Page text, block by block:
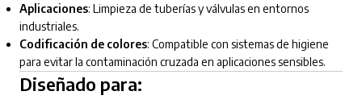
Aplicaciones: Limpieza de tuberías y válvulas en entornos
industriales.
Codificación de colores: Compatible con sistemas de higiene
para evitar la contaminación cruzada en aplicaciones sensibles.
Diseñado para: